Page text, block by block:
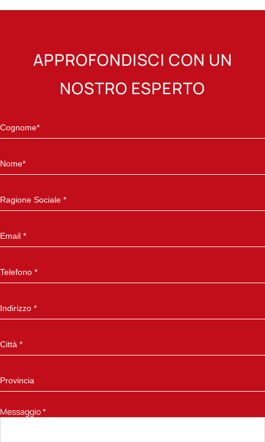
APPROFONDISCI CON UN
NOSTRO ESPERTO
Messaggio*